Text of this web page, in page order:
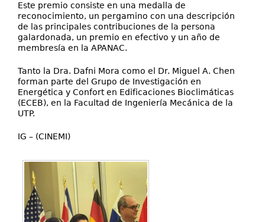
Este premio consiste en una medalla de
reconocimiento, un pergamino con una descripción
de las principales contribuciones de la persona
galardonada, un premio en efectivo y un año de
membresía en la APANAC.
Tanto la Dra. Dafni Mora como el Dr. Miguel A. Chen
forman parte del Grupo de Investigación en
Energética y Confort en Edificaciones Bioclimáticas
(ECEB), en la Facultad de Ingeniería Mecánica de la
UTP.
IG – (CINEMI)